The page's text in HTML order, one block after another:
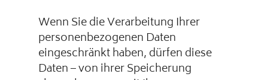
Wenn Sie die Verarbeitung Ihrer
personenbezogenen Daten
eingeschränkt haben, dürfen diese
Daten – von ihrer Speicherung